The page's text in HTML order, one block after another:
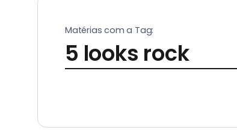
Matérias com a Tag:
5 looks rock